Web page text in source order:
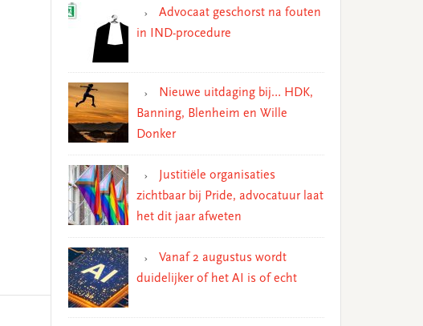
Advocaat geschorst na fouten
in IND-procedure
Nieuwe uitdaging bij… HDK,
Banning, Blenheim en Wille
Donker
Justitiële organisaties
zichtbaar bij Pride, advocatuur laat
het dit jaar afweten
Vanaf 2 augustus wordt
duidelijker of het AI is of echt